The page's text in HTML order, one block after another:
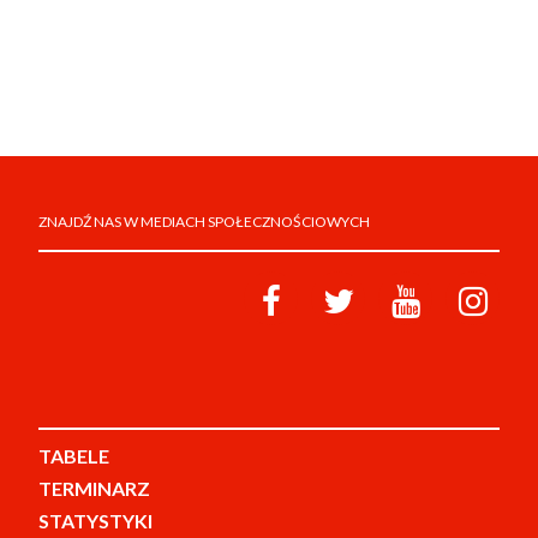
ZNAJDŹ NAS W MEDIACH SPOŁECZNOŚCIOWYCH
TABELE
TERMINARZ
STATYSTYKI